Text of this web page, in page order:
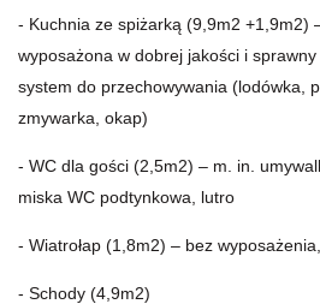
- Kuchnia ze spiżarką (9,9m2 +1,9m2)
wyposażona w dobrej jakości i
system do przechowywania (lodówka,
zmywarka, okap)
- WC dla gości (2,5m2) – m. in.
miska WC podtynkowa, lutro
- Wiatrołap (1,8m2) – bez
- Schody (4,9m2)